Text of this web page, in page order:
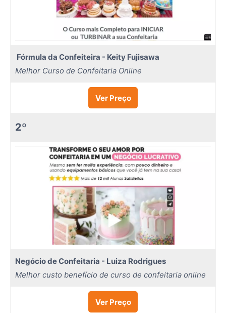
Fórmula da Confeiteira - Keity Fujisawa
Melhor Curso de Confeitaria Online
Ver Preço
2º
Negócio de Confeitaria - Luiza Rodrigues
Melhor custo benefício de curso de confeitaria online
Ver Preço